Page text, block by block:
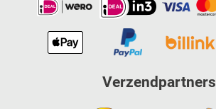
Verzendpartners